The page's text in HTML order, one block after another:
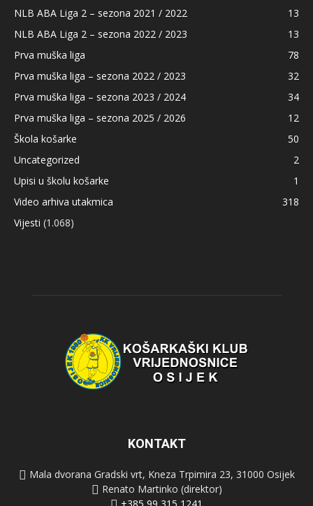
NLB ABA Liga 2 – sezona 2021 / 2022
13
NLB ABA Liga 2 – sezona 2022 / 2023
13
Prva muška liga
78
Prva muška liga – sezona 2022 / 2023
32
Prva muška liga – sezona 2023 / 2024
34
Prva muška liga – sezona 2025 / 2026
12
Škola košarke
50
Uncategorized
2
Upisi u školu košarke
1
Video arhiva utakmica
318
Vijesti (1.068)
KONTAKT
Mala dvorana Gradski vrt, Kneza Trpimira 23, 31000 Osijek
Renato Martinko (direktor)